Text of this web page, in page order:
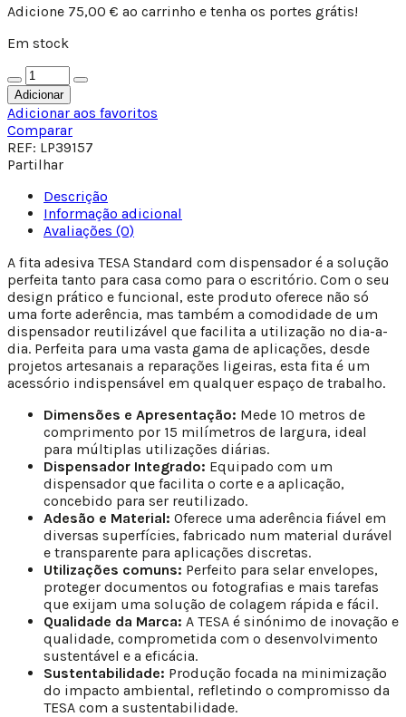
Adicione 75,00 € ao carrinho e tenha os portes grátis!
Em stock
Quantidade
de
Fita
Adesiva
Tesa
Standard
Mt.
X
15
com
dispensador.
Adicionar
Adicionar aos favoritos
Comparar
REF: LP39157
Partilhar
Descrição
Informação adicional
Avaliações (0)
A fita adesiva TESA Standard com dispensador é a solução
perfeita tanto para casa como para o escritório. Com o seu
design prático e funcional, este produto oferece não só
uma forte aderência, mas também a comodidade de um
dispensador reutilizável que facilita a utilização no dia-a-
dia. Perfeita para uma vasta gama de aplicações, desde
projetos artesanais a reparações ligeiras, esta fita é um
acessório indispensável em qualquer espaço de trabalho.
Dimensões e Apresentação: Mede 10 metros de
comprimento por 15 milímetros de largura, ideal
para múltiplas utilizações diárias.
Dispensador Integrado: Equipado com um
dispensador que facilita o corte e a aplicação,
concebido para ser reutilizado.
Adesão e Material: Oferece uma aderência fiável em
diversas superfícies, fabricado num material durável
e transparente para aplicações discretas.
Utilizações comuns: Perfeito para selar envelopes,
proteger documentos ou fotografias e mais tarefas
que exijam uma solução de colagem rápida e fácil.
Qualidade da Marca: A TESA é sinónimo de inovação e
qualidade, comprometida com o desenvolvimento
sustentável e a eficácia.
Sustentabilidade: Produção focada na minimização
do impacto ambiental, refletindo o compromisso da
TESA com a sustentabilidade.